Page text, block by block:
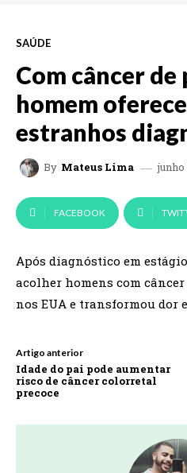
SAÚDE
Com câncer
homem
estranhos
By Mateus Lima junho
FACEBOOK
Após diagnóstico em
acolher homens com
nos EUA e transformou dor
Artigo anterior
Idade do pai pode aumentar
risco de câncer colorretal
precoce